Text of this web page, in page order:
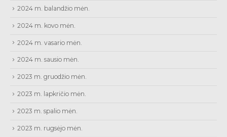
2024 m. balandžio mėn.
2024 m. kovo mėn.
2024 m. vasario mėn.
2024 m. sausio mėn.
2023 m. gruodžio mėn.
2023 m. lapkričio mėn.
2023 m. spalio mėn.
2023 m. rugsėjo mėn.